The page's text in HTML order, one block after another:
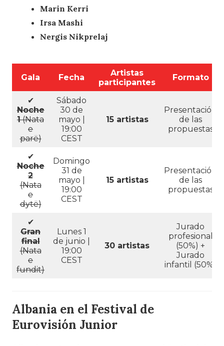
Marin Kerri
Irsa Mashi
Nergis Nikprelaj
Gala Fecha
Artistas
participantes
Formato
✔
Noche
1(Nata
e
parë)
Sábado
30 de
mayo |
19:00
CEST
15 artistas
Presentación
de las
propuestas
✔
Noche
2
(Nata
e
dytë)
Domingo
31 de
mayo |
19:00
CEST
15 artistas
Presentación
de las
propuestas
✔
Gran
final
(Nata
e
fundit)
Lunes 1
de junio |
19:00
CEST
30 artistas
Jurado
profesional
(50%) +
Jurado
infantil (50%)
Albania en el Festival de
Eurovisión Junior